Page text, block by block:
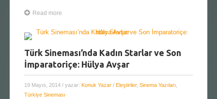
Read more
Türk Sineması’nda Kadın Starlar ve Son
İmparatoriçe: Hülya Avşar
19 Mayıs, 2014 / yazar: Konuk Yazar / Eleştiriler, Sinema Yazıları
Türkiye Sineması